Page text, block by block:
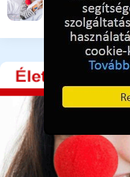
4 hónapja ezelőtt